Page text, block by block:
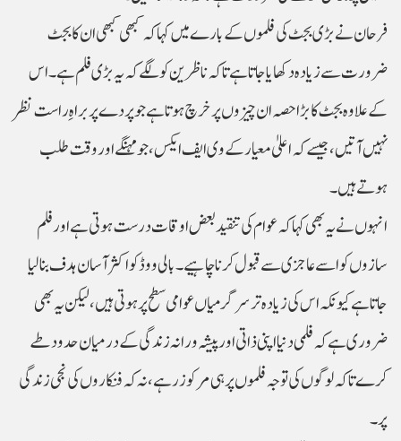
فرحان نے بڑی بجٹ کی فلموں کے بارے میں کہا کہ کبھی کبھی ان کا بجٹ
ضرورت سے زیادہ دکھایا جاتا ہے تاکہ ناظرین کو لگے کہ یہ بڑی فلم ہے۔ اس
کے علاوہ بجٹ کا بڑا حصہ ان چیزوں پر خرچ ہوتا ہے جو پردے پر براہِ راست نظر
نہیں آتیں، جیسے کہ اعلیٰ معیار کے وی ایف ایکس ، جو مہنگے اور وقت طلب
ہوتے ہیں۔
انہوں نے یہ بھی کہا کہ عوام کی تنقید بعض اوقات درست ہوتی ہے اور فلم
سازوں کو اسے عاجزی سے قبول کرنا چاہیے۔ بالی ووڈ کو اکثر آسان ہدف بنا لیا
جاتا ہے کیونکہ اس کی زیادہ تر سرگرمیاں عوامی سطح پر ہوتی ہیں، لیکن یہ بھی
ضروری ہے کہ فلمی دنیا اپنی ذاتی اور پیشہ ورانہ زندگی کے درمیان حدود طے
کرے تاکہ لوگوں کی توجہ فلموں پر ہی مرکوز رہے، نہ کہ فنکاروں کی نجی زندگی
پر۔